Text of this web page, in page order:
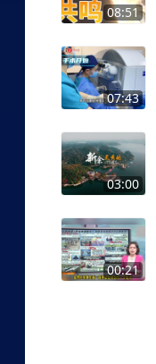
08:51
07:43
03:00
00:21